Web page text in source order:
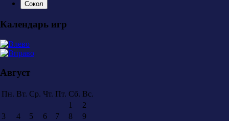
Сокол
Календарь игр
Август
Пн. Вт. Ср. Чт. Пт. Сб. Вс.
1
2
3
4 5 6 7 8
9